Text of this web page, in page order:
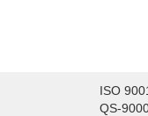
ISO
QS-